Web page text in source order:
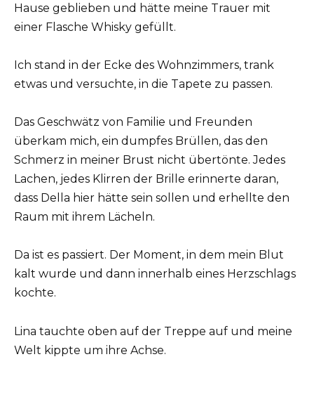
Hause geblieben und hätte meine Trauer mit
einer Flasche Whisky gefüllt.
Ich stand in der Ecke des Wohnzimmers, trank
etwas und versuchte, in die Tapete zu passen.
Das Geschwätz von Familie und Freunden
überkam mich, ein dumpfes Brüllen, das den
Schmerz in meiner Brust nicht übertönte. Jedes
Lachen, jedes Klirren der Brille erinnerte daran,
dass Della hier hätte sein sollen und erhellte den
Raum mit ihrem Lächeln.
Da ist es passiert. Der Moment, in dem mein Blut
kalt wurde und dann innerhalb eines Herzschlags
kochte.
Lina tauchte oben auf der Treppe auf und meine
Welt kippte um ihre Achse.